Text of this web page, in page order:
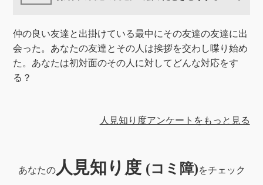
仲の良い友達と出掛けている最中にその友達の友達に出
会った。あなたの友達とその人は挨拶を交わし喋り始め
た。あなたは初対面のその人に対してどんな対応をす
る？
人見知り度アンケートをもっと見る
あなたの人見知り度 (コミ障)をチェック